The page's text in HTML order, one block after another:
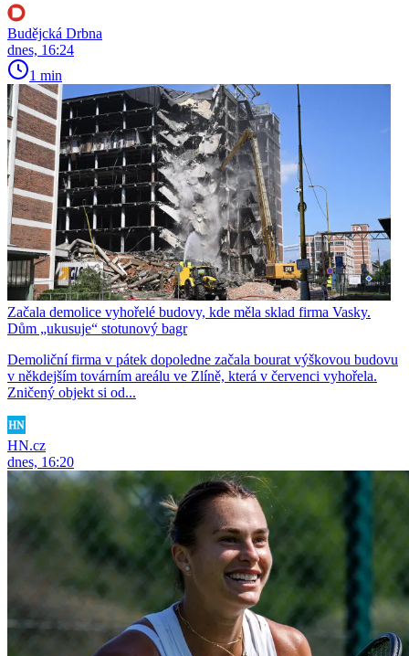
Budějcká Drbna
dnes, 16:24
1 min
Začala demolice vyhořelé budovy, kde měla sklad firma Vasky.
Dům „ukusuje“ stotunový bagr
Demoliční firma v pátek dopoledne začala bourat výškovou budovu
v někdejším továrním areálu ve Zlíně, která v červenci vyhořela.
Zničený objekt si od...
HN.cz
dnes, 16:20